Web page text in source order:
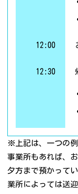
12:00
12:30
※上記は、一つの
事業所もあれば、
夕方まで預かって
業所によっては送